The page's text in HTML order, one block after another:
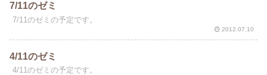
7/11のゼミ
7/11のゼミの予定です。
2012.07.10
4/11のゼミ
4/11のゼミの予定です。